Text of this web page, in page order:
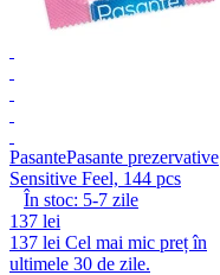
PasantePasante prezervative
Sensitive Feel, 144 pcs
În stoc: 5-7 zile
137 lei
137 lei Cel mai mic preț în
ultimele 30 de zile.